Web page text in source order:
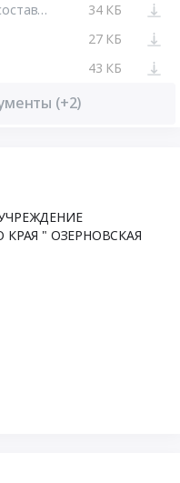
IV. Требование к содержанию, составу заявки инструкция по заполнению.docx
34 КБ
27 КБ
43 КБ
(+2)
" ОЗЕРНОВСКАЯ